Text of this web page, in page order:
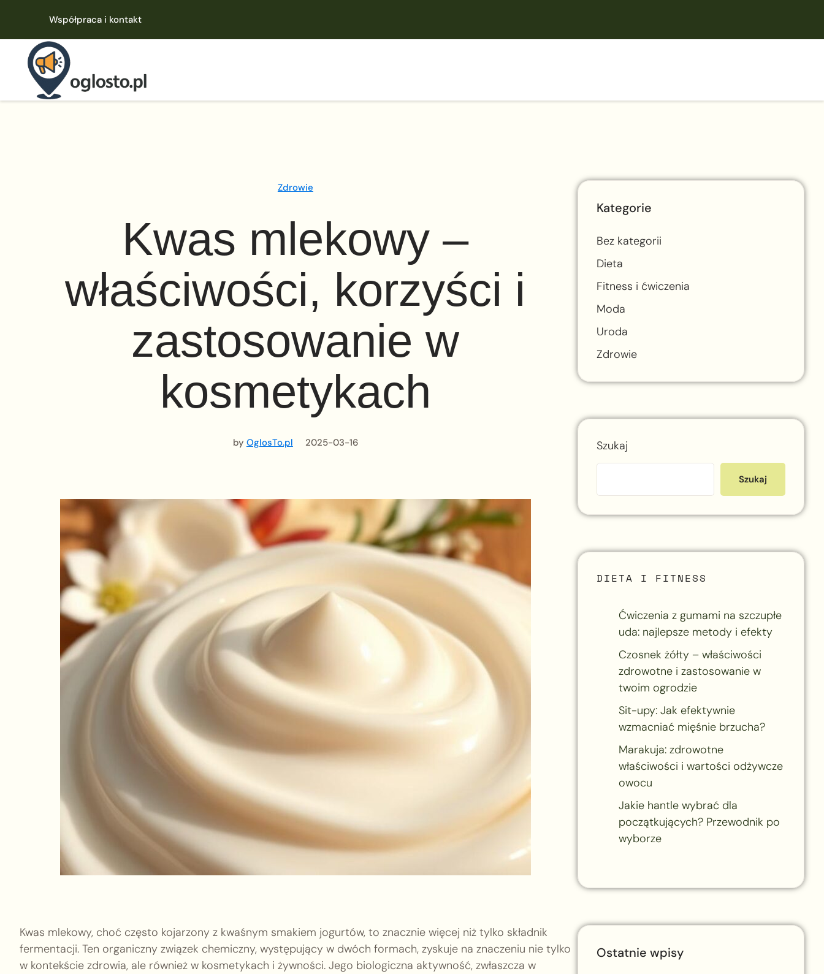
Współpraca i kontakt
Zdrowie
Kwas mlekowy –
właściwości, korzyści i
zastosowanie w
kosmetykach
by OglosTo.pl 2025-03-16
Kwas mlekowy, choć często kojarzony z kwaśnym smakiem jogurtów, to znacznie więcej niż tylko składnik
fermentacji. Ten organiczny związek chemiczny, występujący w dwóch formach, zyskuje na znaczeniu nie tylko
w kontekście zdrowia, ale również w kosmetykach i żywności. Jego biologiczna aktywność, zwłaszcza w
Kategorie
Bez kategorii
Dieta
Fitness i ćwiczenia
Moda
Uroda
Zdrowie
Szukaj
Szukaj
DIETA I FITNESS
Ćwiczenia z gumami na szczupłe
uda: najlepsze metody i efekty
Czosnek żółty – właściwości
zdrowotne i zastosowanie w
twoim ogrodzie
Sit-upy: Jak efektywnie
wzmacniać mięśnie brzucha?
Marakuja: zdrowotne
właściwości i wartości odżywcze
owocu
Jakie hantle wybrać dla
początkujących? Przewodnik po
wyborze
Ostatnie wpisy